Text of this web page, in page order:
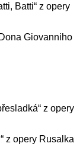
Batti“ z opery
Giovanniho
z opery
z opery Rusalka